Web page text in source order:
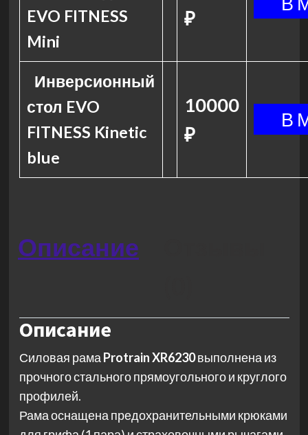
EVO FITNESS
Mini
₽
Инверсионный
стол EVO
FITNESS Kinetic
blue
10000
₽
Описание
Описание
Силовая рама Protrain XR6230выполнена из
прочного стального прямоугольного и круглого
профилей.
Рама оснащена предохранительными крюками